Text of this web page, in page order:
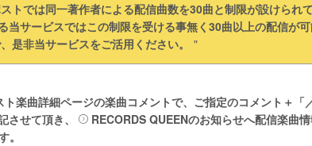
トでは同一著作者による配信曲数を30曲と制限が設けられ
当サービスではこの制限を受ける事無く30曲以上の配信が
是非当サービスをご活用ください。
ト楽曲詳細ページの楽曲コメントで、ご指定のコメント＋
せて頂き、
RECORDS QUEENのお知らせへ配信楽曲
。